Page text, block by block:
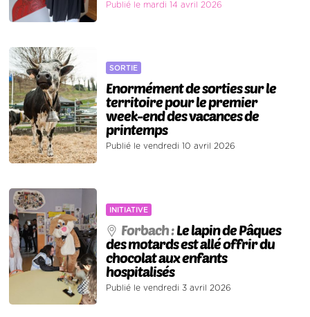
Publié le mardi 14 avril 2026
SORTIE
Enormément de sorties sur le
territoire pour le premier
week-end des vacances de
printemps
Publié le vendredi 10 avril 2026
INITIATIVE
Forbach :Le lapin de Pâques
des motards est allé offrir du
chocolat aux enfants
hospitalisés
Publié le vendredi 3 avril 2026